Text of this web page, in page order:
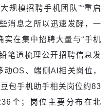
规模招聘手机团队”“重启
消息之所以迅速发酵，一
在集中招聘大量与“手机
笔道梳理公开招聘信息发
OS、端侧AI相关岗位，
包手机助手相关岗位约83
个；岗位主要分布在北